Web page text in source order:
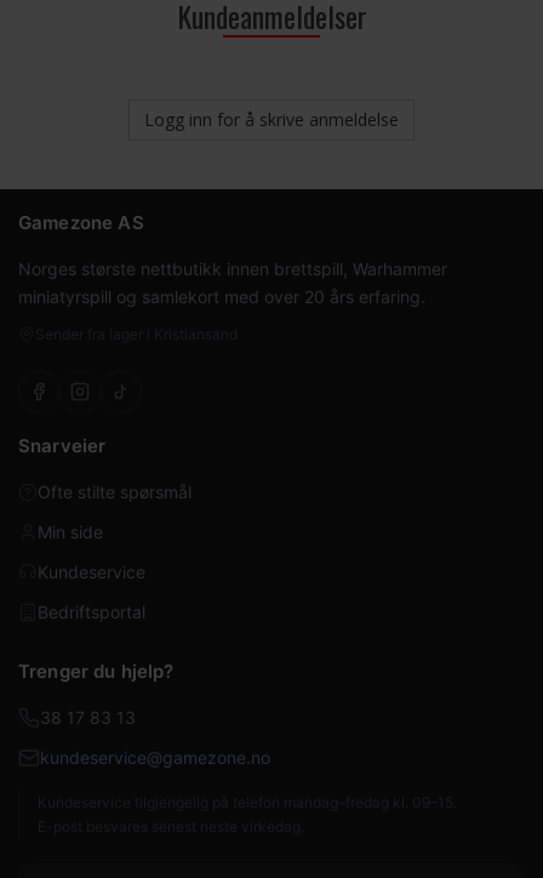
Kundeanmeldelser
Logg inn for å skrive anmeldelse
Gamezone AS
Norges største nettbutikk innen brettspill, Warhammer
miniatyrspill og samlekort med over 20 års erfaring.
Snarveier
Ofte stilte spørsmål
Min side
Kundeservice
Bedriftsportal
Trenger du hjelp?
38 17 83 13
kundeservice@gamezone.no